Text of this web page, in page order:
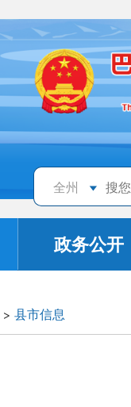
全州
政务公开
> 县市信息